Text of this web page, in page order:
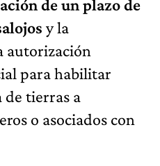
de un plazo de
y la
autorización
para habilitar
de tierras a
o asociados con